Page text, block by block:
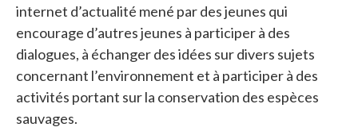
internet d’actualité mené par des jeunes qui
encourage d’autres jeunes à participer à des
dialogues, à échanger des idées sur divers sujets
concernant l’environnement et à participer à des
activités portant sur la conservation des espèces
sauvages.